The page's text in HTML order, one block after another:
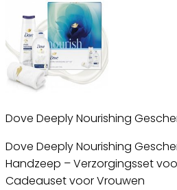
Dove Deeply Nourishing
Dove Deeply Nourishing
Handzeep – Verzorgingsset
Cadeauset voor Vrouwen